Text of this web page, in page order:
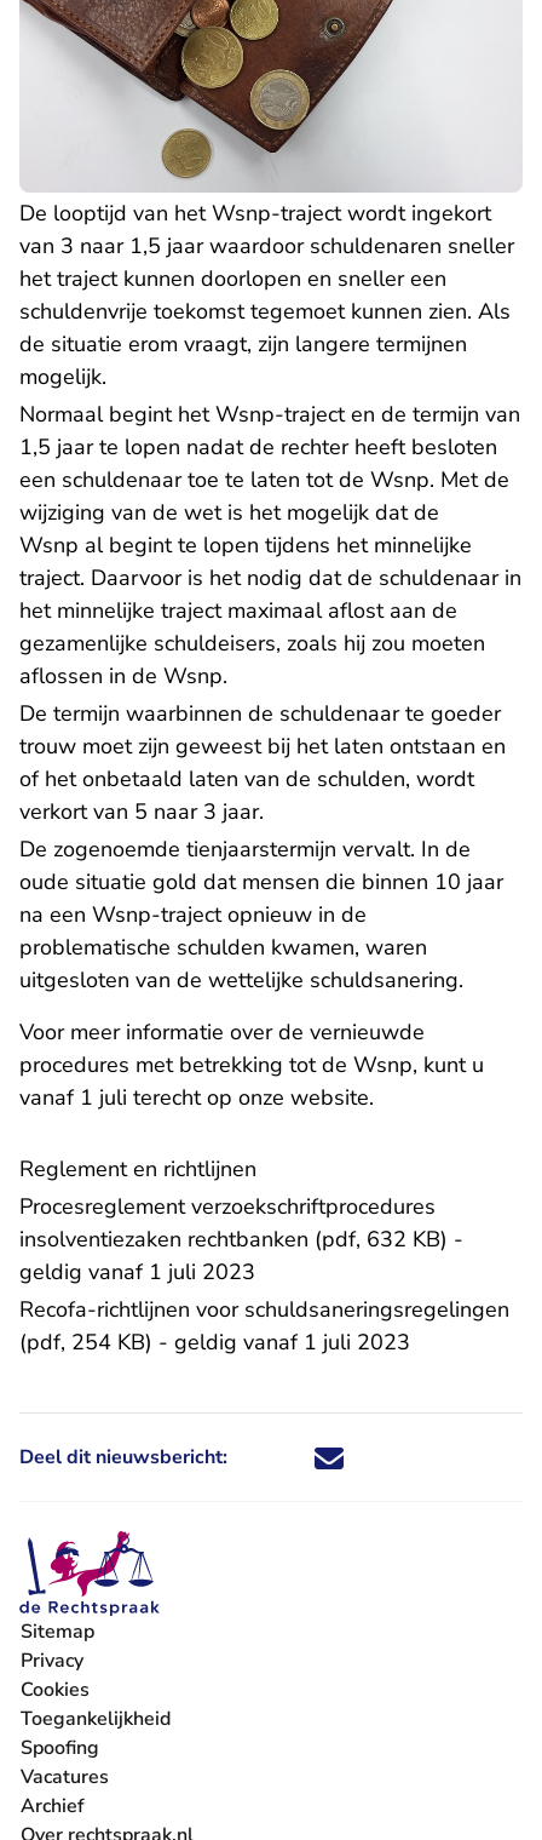
De looptijd van het Wsnp-traject wordt ingekort
van 3 naar 1,5 jaar waardoor schuldenaren sneller
het traject kunnen doorlopen en sneller een
schuldenvrije toekomst tegemoet kunnen zien. Als
de situatie erom vraagt, zijn langere termijnen
mogelijk.
Normaal begint het Wsnp-traject en de termijn van
1,5 jaar te lopen nadat de rechter heeft besloten
een schuldenaar toe te laten tot de Wsnp. Met de
wijziging van de wet is het mogelijk dat de
Wsnp al begint te lopen tijdens het minnelijke
traject. Daarvoor is het nodig dat de schuldenaar in
het minnelijke traject maximaal aflost aan de
gezamenlijke schuldeisers, zoals hij zou moeten
aflossen in de Wsnp.
De termijn waarbinnen de schuldenaar te goeder
trouw moet zijn geweest bij het laten ontstaan en
of het onbetaald laten van de schulden, wordt
verkort van 5 naar 3 jaar.
De zogenoemde tienjaarstermijn vervalt. In de
oude situatie gold dat mensen die binnen 10 jaar
na een Wsnp-traject opnieuw in de
problematische schulden kwamen, waren
uitgesloten van de wettelijke schuldsanering.
Voor meer informatie over de vernieuwde
procedures met betrekking tot de Wsnp, kunt u
vanaf 1 juli terechtop onze website.
Reglement en richtlijnen
Procesreglement verzoekschriftprocedures
insolventiezaken rechtbanken (pdf, 632 KB) -
geldig vanaf 1 juli 2023
Recofa-richtlijnen voor schuldsaneringsregelingen
(pdf, 254 KB) - geldig vanaf 1 juli 2023
Deel dit nieuwsbericht: Deel dit nieuwsbericht via X -
Deel dit nieuwsbericht via
Deel dit nieuwsbericht
Deel dit
Sitemap
Privacy
Cookies
Toegankelijkheid
Spoofing
Vacatures
- U verlaat Rechtspraak.nl
Archief